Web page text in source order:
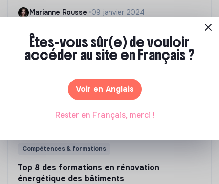
Marianne Roussel •09 janvier 2024
Compétences & formations
Top 8 des formations en rénovation
énergétique des bâtiments
Êtes-vous sûr(e) de vouloir
accéder au site en Français ?
Voir en Anglais
Rester en Français, merci !